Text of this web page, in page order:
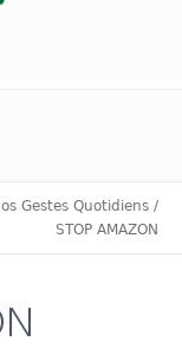
Gestes Quotidiens /
STOP AMAZON